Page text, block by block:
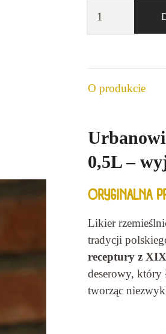
Ginger
O produkcie
0,5L –
ORYGINALNA
Likier
tradycji
receptury z
deserowy, który
tworząc